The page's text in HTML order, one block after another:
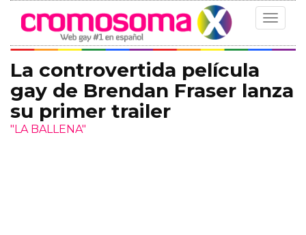
Toggle
La controvertida película
gay de Brendan Fraser lanza
su primer trailer
"LA BALLENA"